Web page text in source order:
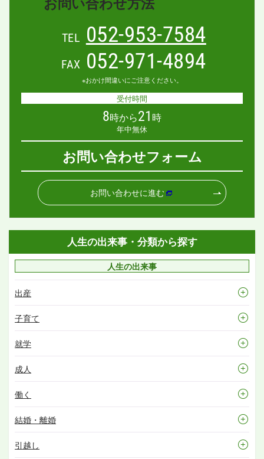
TEL 052-953-7584
FAX 052-971-4894
※おかけ間違いにご注意ください。
受付時間
8時から21 時
年中無休
お問い合わせフォーム
お問い合わせに進む
人生の出来事・分類から探す
人生の出来事
出産
子育て
就学
成人
働く
結婚・離婚
引越し